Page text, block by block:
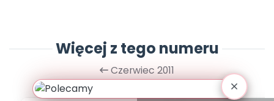
Więcej z tego numeru
Czerwiec 2011